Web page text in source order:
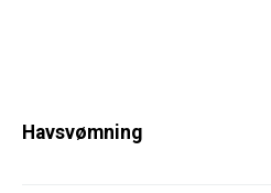
Havsvømning